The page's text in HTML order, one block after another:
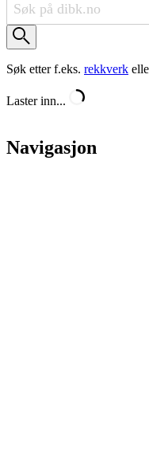
Søk etter f.eks. rekkverk
Laster inn...
Navigasjon